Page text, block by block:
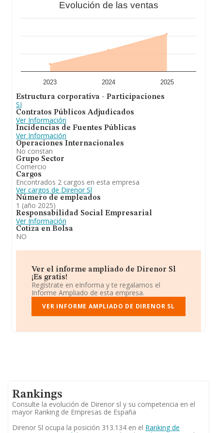
ventas han obtenido los 6.594 millones de euros. Con el
media de empleados es de 2. La antigüedad desde la
se dedica a la compra venta,
permuta, administración, gestión y explotación de todo
tipo de bienes muebles o inmuebles. promoción.
parcelacion, reparcelacion. planificacion, construcción y
edificación de suelo rustico y urbano. Se ha posicionado
más abajo en el ranking nacional (de todas las
Evolución de las ventas
2023 2024 2025
Estructura corporativa - Participaciones
SI
Contratos Públicos Adjudicados
Ver Información
Incidencias de Fuentes Públicas
Ver Información
Operaciones Internacionales
No constan
Grupo Sector
Comercio
Cargos
Encontrados 2 cargos en esta empresa
Ver cargos de Direnor Sl
Número de empleados
1 (año 2025)
Responsabilidad Social Empresarial
Ver Información
Cotiza en Bolsa
NO
Ver el informe ampliado de Direnor Sl
¡Es gratis!
Regístrate en eInforma y te regalamos el
Informe Ampliado de esta empresa.
VER INFORME AMPLIADO DE DIRENOR SL
Rankings
Consulte la evolución de Direnor sl y su competencia en el
mayor Ranking de Empresas de España
Direnor Sl ocupa la posición 313.134 en el Ranking de